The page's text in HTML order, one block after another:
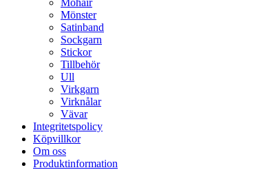
Mohair
Mönster
Satinband
Sockgarn
Stickor
Tillbehör
Ull
Virkgarn
Virknålar
Vävar
Integritetspolicy
Köpvillkor
Om oss
Produktinformation